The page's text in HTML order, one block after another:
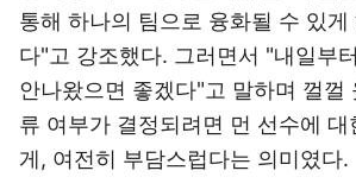
통해 하나의 팀으로 융화될 수 있
다"고 강조했다. 그러면서 "내일부
안나왔으면 좋겠다"고 말하며 껄껄
류 여부가 결정되려면 먼 선수에 대
게, 여전히 부담스럽다는 의미였다.